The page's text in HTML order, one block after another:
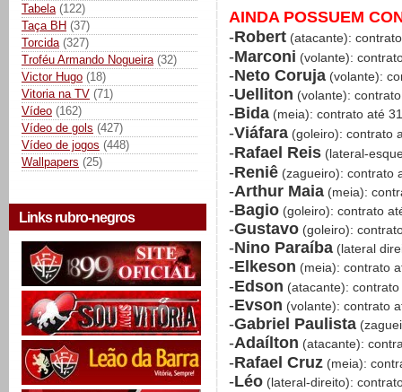
Tabela (122)
Taça BH (37)
Torcida (327)
Troféu Armando Nogueira (32)
Victor Hugo (18)
Vitoria na TV (71)
Vídeo (162)
Vídeo de gols (427)
Vídeo de jogos (448)
Wallpapers (25)
Links rubro-negros
AINDA POSSUEM
-Robert (atacante):
-Marconi (volante):
-Neto Coruja (volante):
-Uelliton (volante):
-Bida (meia): contrato até
-Viáfara (goleiro): contrato
-Rafael Reis (lateral-
-Reniê (zagueiro): contrato
-Arthur Maia (meia):
-Bagio (goleiro): contrato
-Gustavo (goleiro):
-Nino Paraíba (lateral
-Elkeson (meia): contrato
-Edson (atacante):
-Evson (volante): contrato
-Gabriel Paulista
-Adaílton (atacante):
-Rafael Cruz (meia):
-Léo (lateral-direito):